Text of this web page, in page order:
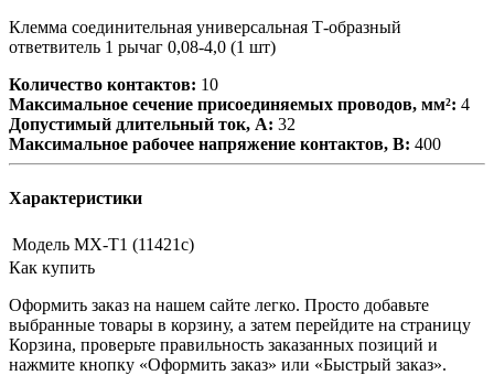
Клемма соединительная универсальная Т-образный
ответвитель 1 рычаг 0,08-4,0 (1 шт)
Количество контактов: 10
Максимальное сечение присоединяемых проводов, мм²: 4
Допустимый длительный ток, А: 32
Максимальное рабочее напряжение контактов, В: 400
Характеристики
Модель MX-T1 (11421c)
Как купить
Оформить заказ на нашем сайте легко. Просто добавьте
выбранные товары в корзину, а затем перейдите на страницу
Корзина, проверьте правильность заказанных позиций и
нажмите кнопку «Оформить заказ» или «Быстрый заказ».